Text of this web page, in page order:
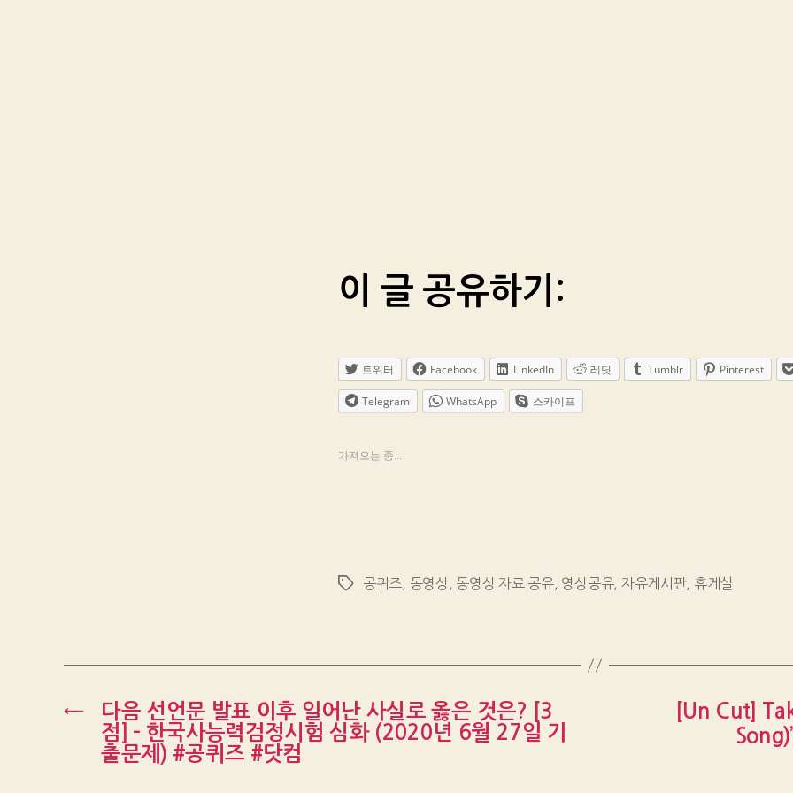
이 글 공유하기:
트위터 Facebook LinkedIn 레딧 Tumblr Pinterest
Telegram WhatsApp 스카이프
가져오는 중...
Tags공퀴즈, 동영상, 동영상 자료 공유, 영상공유, 자유게시판, 휴게실
←
다음 선언문 발표 이후 일어난 사실로 옳은 것은? [3
점] – 한국사능력검정시험 심화 (2020년 6월 27일 기
출문제) #공퀴즈 #닷컴
[Un Cut]